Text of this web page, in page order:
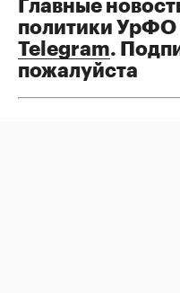
Главные
политики УрФО
Telegram.
пожалуйста